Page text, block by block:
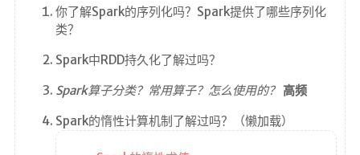
你了解Spark的序列化吗？Spark提供了哪些序列化
类？
Spark中RDD持久化了解过吗？
Spark算子分类？常用算子？怎么使用的？ 高频
Spark的惰性计算机制了解过吗？（懒加载）